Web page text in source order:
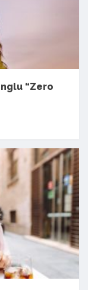
“Zero